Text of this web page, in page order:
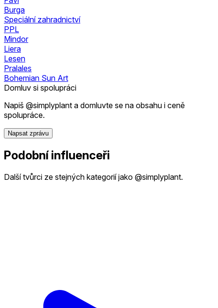
Burga
Speciální zahradnictví
PPL
Mindor
Liera
Lesen
Pralales
Bohemian Sun Art
Domluv si spolupráci
Napiš @simplyplant a domluvte se na obsahu i ceně
spolupráce.
Napsat zprávu
Podobní influenceři
Další tvůrci ze stejných kategorií jako @simplyplant.